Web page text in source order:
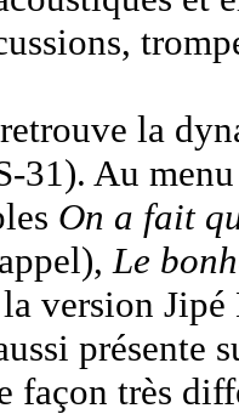
la
31). Au
On a fait
Le
version
présente
façon très